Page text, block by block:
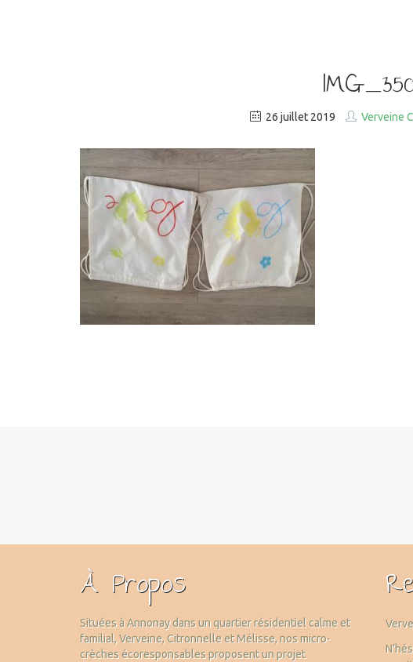
26 juillet 2019 Verveine
À Propos
Situées à Annonay dans un quartier résidentiel calme et
familial, Verveine, Citronnelle et Mélisse, nos micro-
crèches écoresponsables proposent un projet